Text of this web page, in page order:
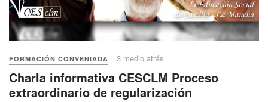
FORMACIÓN CONVENIADA 3 medio atrás
Charla informativa CESCLM Proceso
extraordinario de regularización